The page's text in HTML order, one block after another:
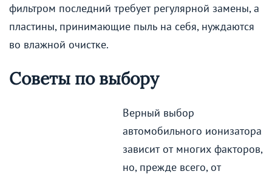
фильтром последний требует регулярной замены, а
пластины, принимающие пыль на себя, нуждаются
во влажной очистке.
Советы по выбору
Верный выбор
автомобильного ионизатора
зависит от многих факторов,
но, прежде всего, от